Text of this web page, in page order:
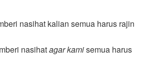
nasihat kalian semua harus rajin
nasihatagarkamisemua harus